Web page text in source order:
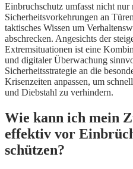
Einbruchschutz umfasst nicht nur
Sicherheitsvorkehrungen an
taktisches Wissen um
abschrecken. Angesichts der
Extremsituationen ist eine
und digitaler Überwachung
Sicherheitsstrategie an die
Krisenzeiten anpassen, um
und Diebstahl zu verhindern.
Wie kann ich mein
effektiv vor
schützen?